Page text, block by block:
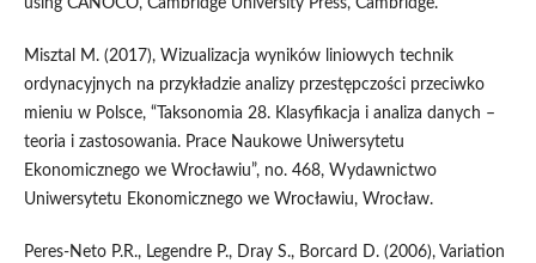
using CANOCO, Cambridge University Press, Cambridge.
Misztal M. (2017), Wizualizacja wyników liniowych technik
ordynacyjnych na przykładzie analizy przestępczości przeciwko
mieniu w Polsce, “Taksonomia 28. Klasyfikacja i analiza danych –
teoria i zastosowania. Prace Naukowe Uniwersytetu
Ekonomicznego we Wrocławiu”, no. 468, Wydawnictwo
Uniwersytetu Ekonomicznego we Wrocławiu, Wrocław.
Peres‑Neto P.R., Legendre P., Dray S., Borcard D. (2006), Variation